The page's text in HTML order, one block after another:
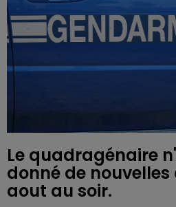
Le quadragénaire
donné de nouvelles
aout au soir.